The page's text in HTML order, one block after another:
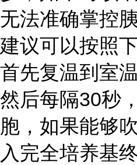
无法准确掌控
建议可以按照
首先复温到室
然后每隔30秒
胞，如果能够
入完全培养基